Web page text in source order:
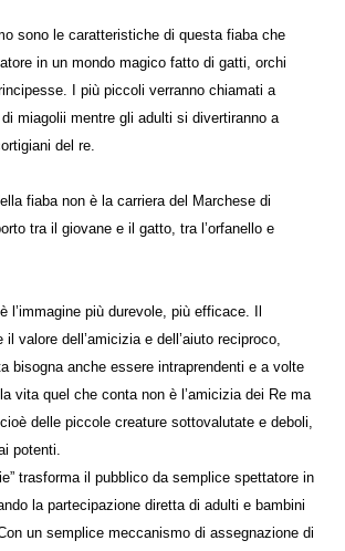
sono le caratteristiche di questa fiaba che
in un mondo magico fatto di gatti, orchi
I più piccoli verranno chiamati a
miagolii mentre gli adulti si divertiranno a
del re.
fiaba non è la carriera del Marchese di
tra il giovane e il gatto, tra l’orfanello e
l’immagine più durevole, più efficace. Il
valore dell’amicizia e dell’aiuto reciproco,
bisogna anche essere intraprendenti e a volte
vita quel che conta non è l’amicizia dei Re ma
delle piccole creature sottovalutate e deboli,
potenti.
trasforma il pubblico da semplice spettatore in
la partecipazione diretta di adulti e bambini
un semplice meccanismo di assegnazione di